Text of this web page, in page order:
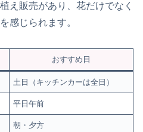
え販売があり、花だけでなく
感じられます。
おすすめ日
土日（キッチンカーは全日）
平日午前
朝・夕方